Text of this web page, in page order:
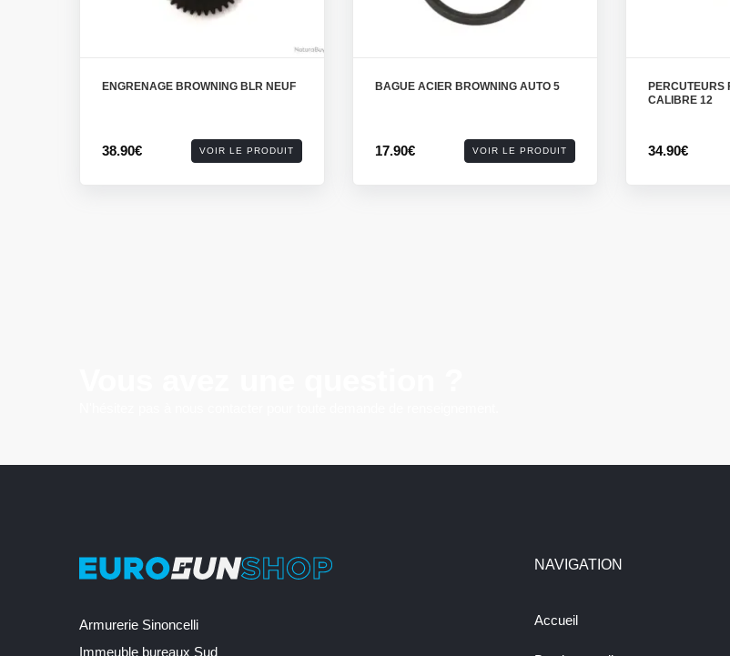
ENGRENAGE BROWNING BLR NEUF
38.90€ VOIR LE PRODUIT
BAGUE ACIER BROWNING AUTO 5
17.90€ VOIR LE PRODUIT
PERCUTEURS
CALIBRE 12
34.90€
Armurerie Sinoncelli
Immeuble bureaux Sud
NAVIGATION
Accueil